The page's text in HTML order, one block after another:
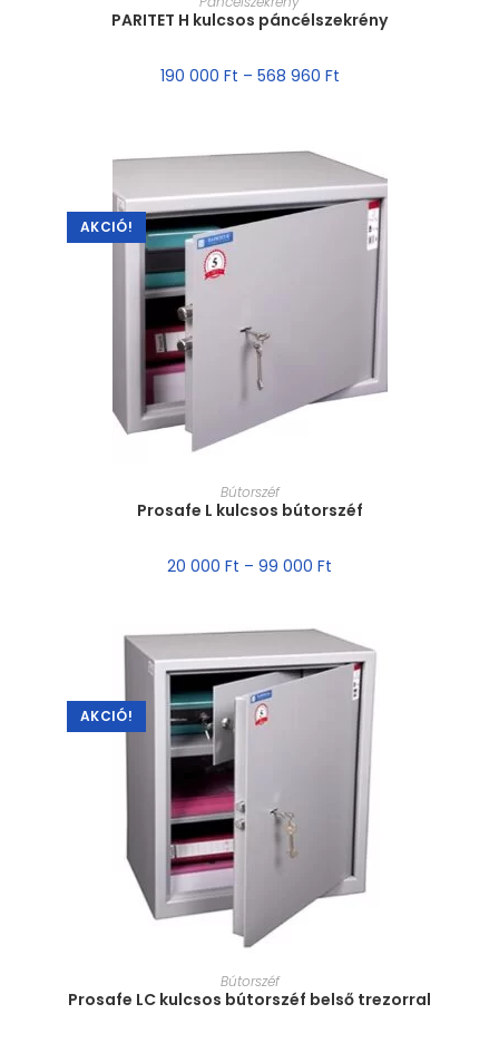
PARITET H kulcsos páncélszekrény
190 000 Ft – 568 960 Ft
AKCIÓ!
MÉRET VÁLASZTÁSA
Bútorszéf
Prosafe L kulcsos bútorszéf
20 000 Ft – 99 000 Ft
AKCIÓ!
MÉRET VÁLASZTÁSA
Bútorszéf
Prosafe LC kulcsos bútorszéf belső trezorral